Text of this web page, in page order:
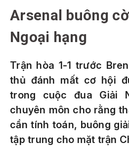
Arsenal buông
Ngoại hạng
Trận hòa 1-1 trước
thủ đánh mất cơ hội
trong cuộc đua Giải
chuyên môn cho rằng
cần tính toán, buông
tập trung cho mặt trận